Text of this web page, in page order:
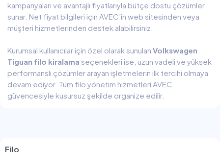
kampanyaları ve avantajlı fiyatlarıyla bütçe dostu çözümler
sunar. Net fiyat bilgileri için AVEC’in web sitesinden veya
müşteri hizmetlerinden destek alabilirsiniz.
Kurumsal kullanıcılar için özel olarak sunulan Volkswagen
Tiguan filo kiralama seçenekleri ise, uzun vadeli ve yüksek
performanslı çözümler arayan işletmelerin ilk tercihi olmaya
devam ediyor. Tüm filo yönetim hizmetleri AVEC
güvencesiyle kusursuz şekilde organize edilir.
Filo